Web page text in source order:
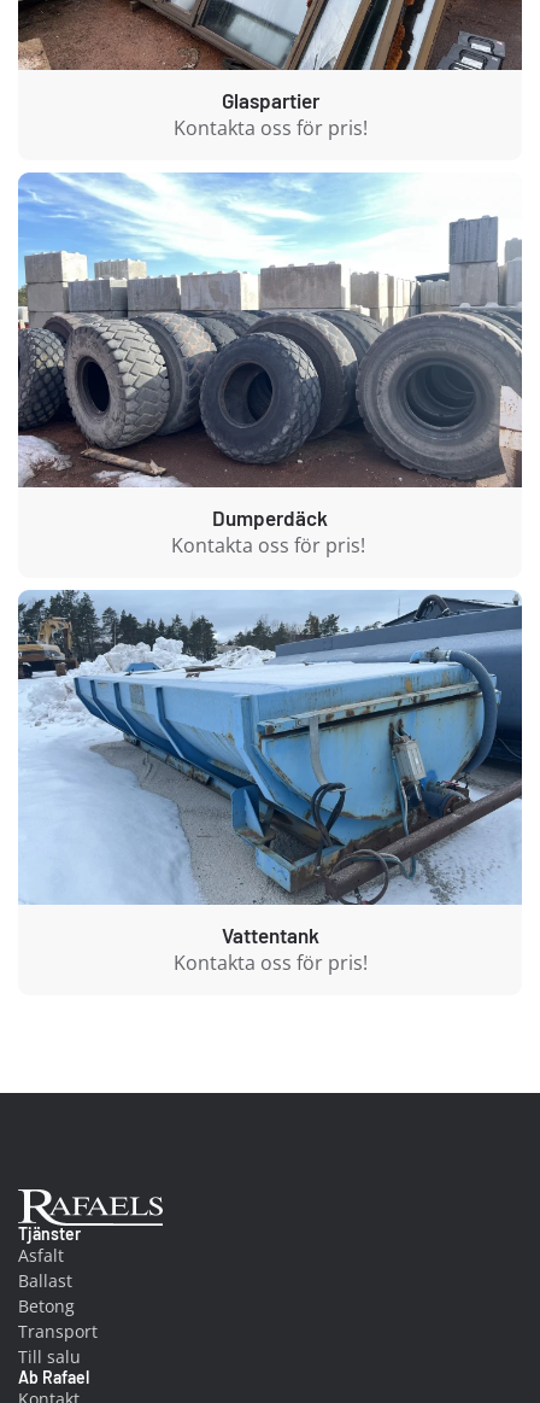
Glaspartier
Kontakta oss för pris!
Dumperdäck
Kontakta oss för pris!
Vattentank
Kontakta oss för pris!
Ab Rafael
Tjänster
Asfalt
Ballast
Betong
Transport
Till salu
Ab Rafael